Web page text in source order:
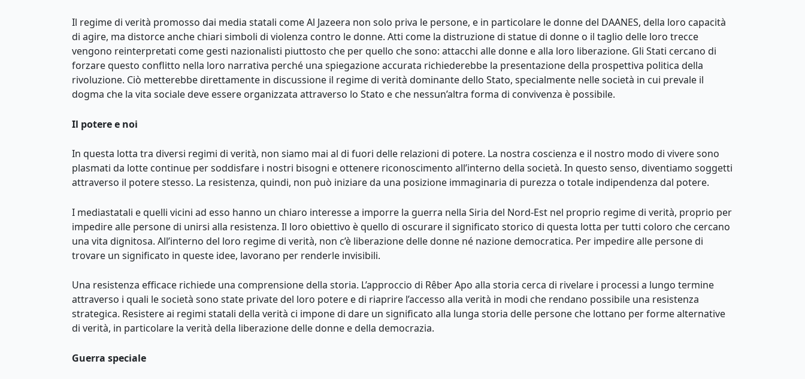
Il regime di verità promosso dai media statali come Al Jazeera non solo priva le persone, e in particolare le donne del DAANES, della loro capacità
di agire, ma distorce anche chiari simboli di violenza contro le donne. Atti come la distruzione di statue di donne o il taglio delle loro trecce
vengono reinterpretati come gesti nazionalisti piuttosto che per quello che sono: attacchi alle donne e alla loro liberazione. Gli Stati cercano di
forzare questo conflitto nella loro narrativa perché una spiegazione accurata richiederebbe la presentazione della prospettiva politica della
rivoluzione. Ciò metterebbe direttamente in discussione il regime di verità dominante dello Stato, specialmente nelle società in cui prevale il
dogma che la vita sociale deve essere organizzata attraverso lo Stato e che nessun’altra forma di convivenza è possibile.
Il potere e noi
In questa lotta tra diversi regimi di verità, non siamo mai al di fuori delle relazioni di potere. La nostra coscienza e il nostro modo di vivere sono
plasmati da lotte continue per soddisfare i nostri bisogni e ottenere riconoscimento all’interno della società. In questo senso, diventiamo soggetti
attraverso il potere stesso. La resistenza, quindi, non può iniziare da una posizione immaginaria di purezza o totale indipendenza dal potere.
I mediastatali e quelli vicini ad esso hanno un chiaro interesse a imporre la guerra nella Siria del Nord-Est nel proprio regime di verità, proprio per
impedire alle persone di unirsi alla resistenza. Il loro obiettivo è quello di oscurare il significato storico di questa lotta per tutti coloro che cercano
una vita dignitosa. All’interno del loro regime di verità, non c’è liberazione delle donne né nazione democratica. Per impedire alle persone di
trovare un significato in queste idee, lavorano per renderle invisibili.
Una resistenza efficace richiede una comprensione della storia. L’approccio di Rêber Apo alla storia cerca di rivelare i processi a lungo termine
attraverso i quali le società sono state private del loro potere e di riaprire l’accesso alla verità in modi che rendano possibile una resistenza
strategica. Resistere ai regimi statali della verità ci impone di dare un significato alla lunga storia delle persone che lottano per forme alternative
di verità, in particolare la verità della liberazione delle donne e della democrazia.
Guerra speciale